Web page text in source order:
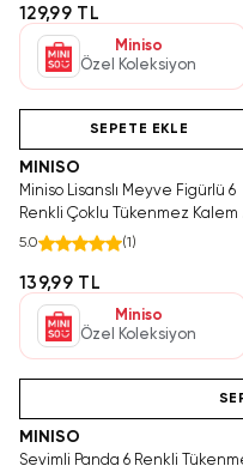
129,99 TL
Miniso
Özel Koleksiyon
Tükenmeden Satın Al
SEPETE EKLE
MINISO
Miniso Lisanslı Meyve Figürlü 6
Renkli Çoklu Tükenmez Kalem
Eğlenceli Tasarım Not Alma
5.0 (1 )
139,99 TL
Miniso
Özel Koleksiyon
MINISO
Sevimli Panda 6 Renkli